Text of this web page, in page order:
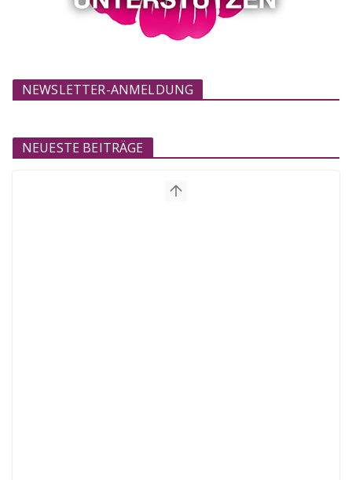
NEWSLETTER-ANMELDUNG
NEUESTE BEITRÄGE